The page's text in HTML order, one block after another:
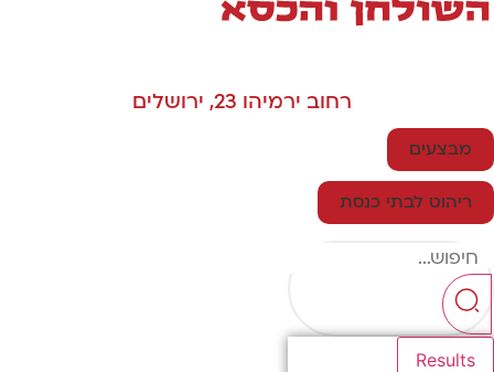
רחוב ירמיהו 23, ירושלים
מבצעים
ריהוט לבתי כנסת
Results